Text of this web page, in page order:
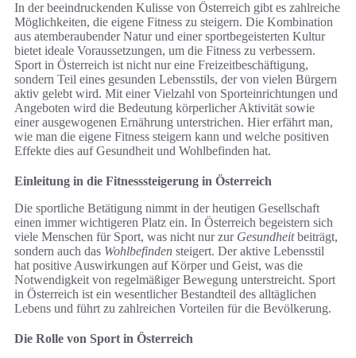
In der beeindruckenden Kulisse von Österreich gibt es zahlreiche
Möglichkeiten, die eigene Fitness zu steigern. Die Kombination
aus atemberaubender Natur und einer sportbegeisterten Kultur
bietet ideale Voraussetzungen, um die Fitness zu verbessern.
Sport in Österreich ist nicht nur eine Freizeitbeschäftigung,
sondern Teil eines gesunden Lebensstils, der von vielen Bürgern
aktiv gelebt wird. Mit einer Vielzahl von Sporteinrichtungen und
Angeboten wird die Bedeutung körperlicher Aktivität sowie
einer ausgewogenen Ernährung unterstrichen. Hier erfährt man,
wie man die eigene Fitness steigern kann und welche positiven
Effekte dies auf Gesundheit und Wohlbefinden hat.
Einleitung in die Fitnesssteigerung in Österreich
Die sportliche Betätigung nimmt in der heutigen Gesellschaft
einen immer wichtigeren Platz ein. In Österreich begeistern sich
viele Menschen für Sport, was nicht nur zur Gesundheitbeiträgt,
sondern auch das Wohlbefinden steigert. Der aktive Lebensstil
hat positive Auswirkungen auf Körper und Geist, was die
Notwendigkeit von regelmäßiger Bewegung unterstreicht. Sport
in Österreich ist ein wesentlicher Bestandteil des alltäglichen
Lebens und führt zu zahlreichen Vorteilen für die Bevölkerung.
Die Rolle von Sport in Österreich